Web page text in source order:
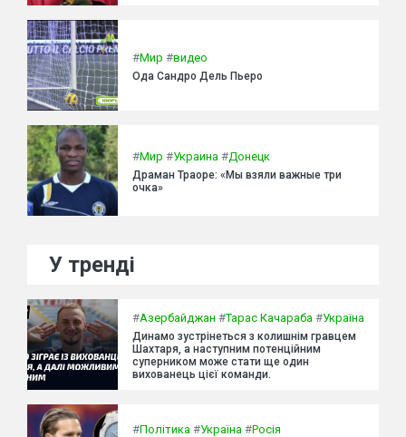
#Мир #видео
Ода Сандро Дель Пьеро
#Мир #Украина #Донецк
Драман Траоре: «Мы взяли важные три
очка»
У тренді
#Азербайджан #Тарас Качараба #Україна
Динамо зустрінеться з колишнім гравцем
Шахтаря, а наступним потенційним
суперником може стати ще один
вихованець цієї команди.
#Політика #Україна #Росія